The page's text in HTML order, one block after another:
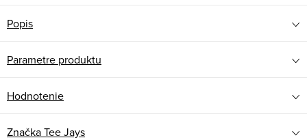
Popis
Parametre produktu
Hodnotenie
ZnačkaTee Jays